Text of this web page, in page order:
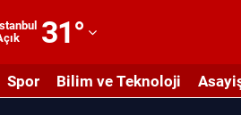
31°
Adıyaman
Spor Bilim ve Teknoloji